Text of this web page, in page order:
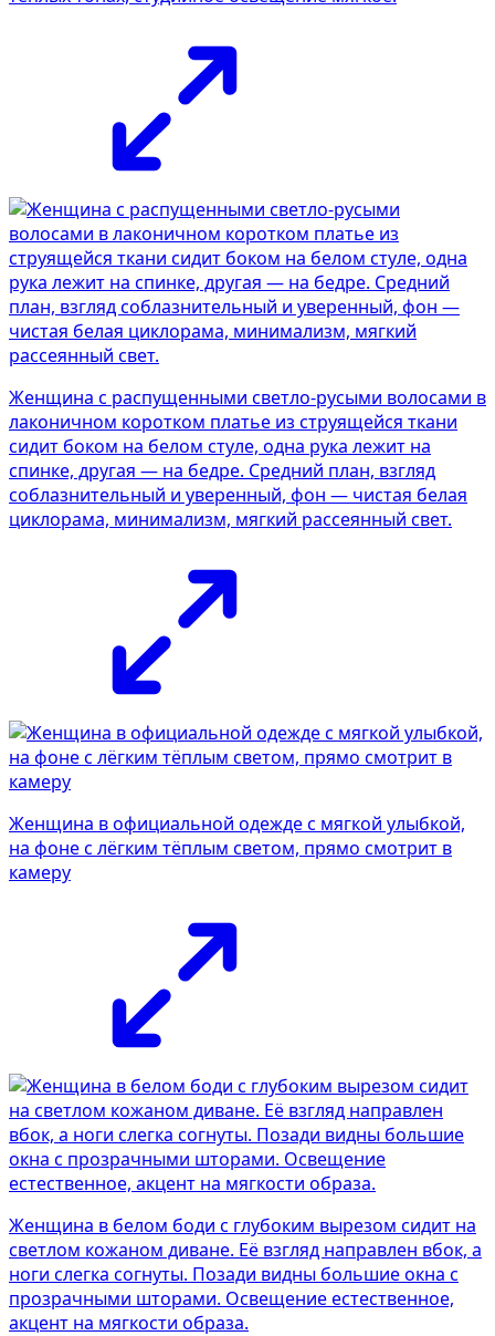
Женщина с распущенными светло-русыми волосами в
лаконичном коротком платье из струящейся ткани
сидит боком на белом стуле, одна рука лежит на
спинке, другая — на бедре. Средний план, взгляд
соблазнительный и уверенный, фон — чистая белая
циклорама, минимализм, мягкий рассеянный свет.
Женщина в официальной одежде с мягкой улыбкой,
на фоне с лёгким тёплым светом, прямо смотрит в
камеру
Женщина в белом боди с глубоким вырезом сидит на
светлом кожаном диване. Её взгляд направлен вбок, а
ноги слегка согнуты. Позади видны большие окна с
прозрачными шторами. Освещение естественное,
акцент на мягкости образа.